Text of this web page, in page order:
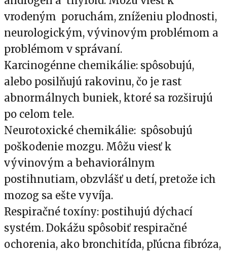
vrodeným poruchám, zníženiu plodnosti,
neurologickým, vývinovým problémom a
problémom v správaní.
Karcinogénne chemikálie: spôsobujú,
alebo posilňujú rakovinu, čo je rast
abnormálnych buniek, ktoré sa rozširujú
po celom tele.
Neurotoxické chemikálie: spôsobujú
poškodenie mozgu. Môžu viesť k
vývinovým a behaviorálnym
postihnutiam, obzvlášť u detí, pretože ich
mozog sa ešte vyvíja.
Respiračné toxíny: postihujú dýchací
systém. Dokážu spôsobiť respiračné
ochorenia, ako bronchitída, pľúcna fibróza,